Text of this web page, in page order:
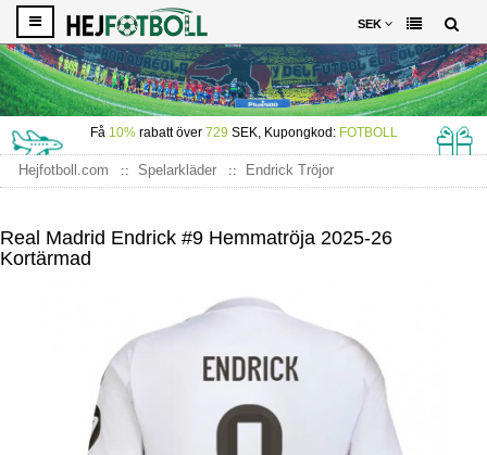
SEK
Få 10%rabatt över 729 SEK, Kupongkod: FOTBOLL
Hejfotboll.com Spelarkläder
Endrick Tröjor
Real Madrid Endrick #9 Hemmatröja 2025-26
Kortärmad